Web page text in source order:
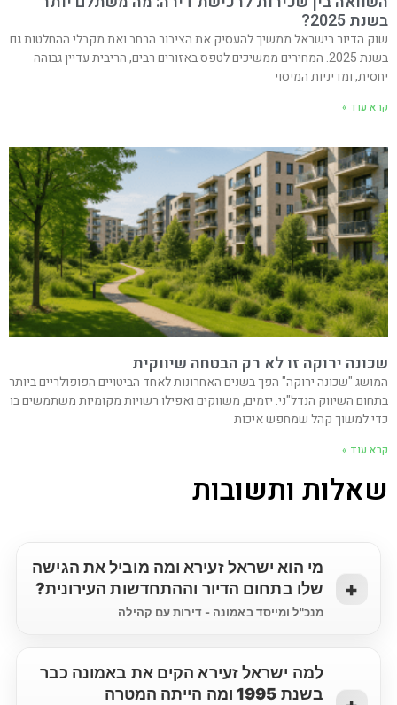
בשנת 2025?
שוק הדיור בישראל ממשיך להעסיק את הציבור הרחב ואת מקבלי ההחלטות גם
בשנת 2025. המחירים ממשיכים לטפס באזורים רבים, הריבית עדיין גבוהה
יחסית, ומדיניות המיסוי
קרא עוד »
שכונה ירוקה זו לא רק הבטחה שיווקית
המושג "שכונה ירוקה" הפך בשנים האחרונות לאחד הביטויים הפופולריים ביותר
בתחום השיווק הנדל"ני. יזמים, משווקים ואפילו רשויות מקומיות משתמשים בו
כדי למשוך קהל שמחפש איכות
קרא עוד »
שאלות ותשובות
מי הוא ישראל זעירא ומה מוביל את הגישה
שלו בתחום הדיור וההתחדשות העירונית?
מנכ"ל ומייסד באמונה - דירות עם קהילה
למה ישראל זעירא הקים את באמונה כבר
בשנת 1995 ומה הייתה המטרה